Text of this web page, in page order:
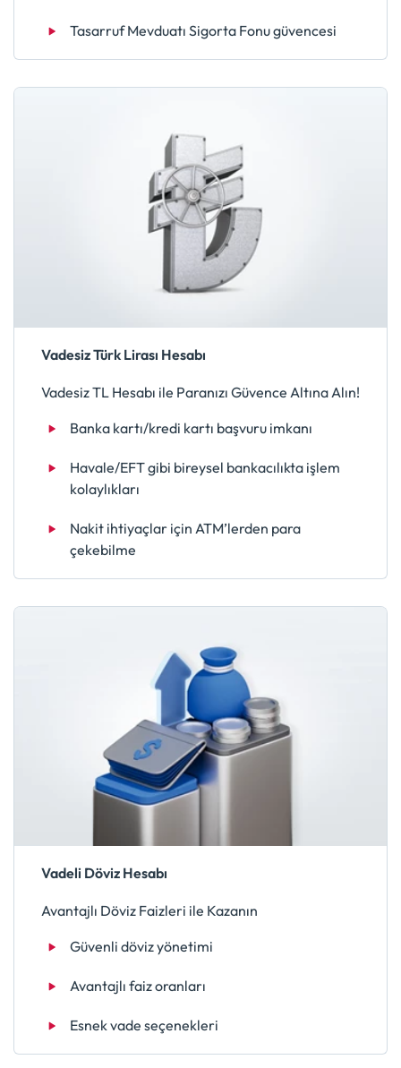
Tasarruf Mevduatı Sigorta Fonu güvencesi
Vadesiz Türk Lirası Hesabı
Vadesiz TL Hesabı ile Paranızı Güvence Altına Alın!
Banka kartı/kredi kartı başvuru imkanı
Havale/EFT gibi bireysel bankacılıkta işlem
kolaylıkları
Nakit ihtiyaçlar için ATM’lerden para
çekebilme
Vadeli Döviz Hesabı
Avantajlı Döviz Faizleri ile Kazanın
Güvenli döviz yönetimi
Avantajlı faiz oranları
Esnek vade seçenekleri